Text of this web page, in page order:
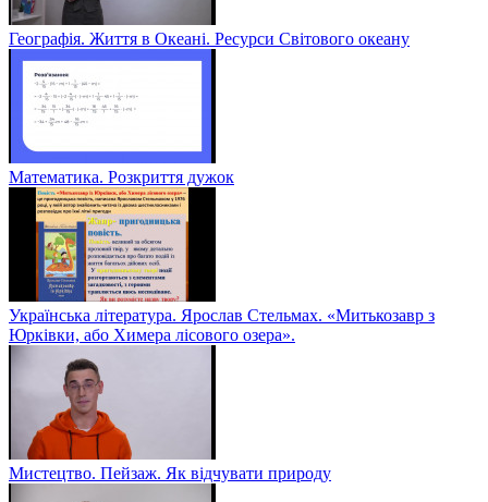
Географія. Життя в Океані. Ресурси Світового океану
Математика. Розкриття дужок
Українська література. Ярослав Стельмах. «Митькозавр з
Юрківки, або Химера лісового озера».
Мистецтво. Пейзаж. Як відчувати природу